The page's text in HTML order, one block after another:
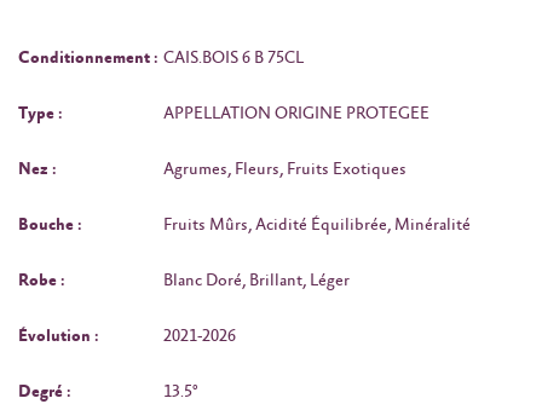
Conditionnement : CAIS.BOIS 6 B 75CL
Type : APPELLATION ORIGINE PROTEGEE
Nez : Agrumes, Fleurs, Fruits Exotiques
Bouche : Fruits Mûrs, Acidité Équilibrée, Minéralité
Robe : Blanc Doré, Brillant, Léger
Évolution : 2021-2026
Degré : 13.5°